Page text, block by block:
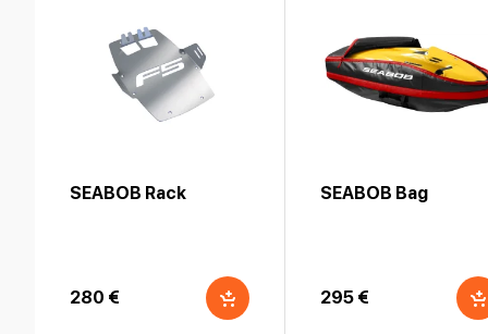
SEABOB Rack
280 €
SEABOB Bag
295 €